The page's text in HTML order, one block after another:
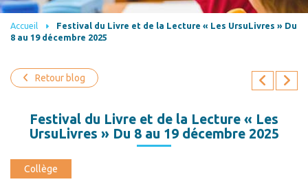
Accueil
Festival du Livre et de la Lecture « Les UrsuLivres » Du
8 au 19 décembre 2025
Retour blog
Festival du Livre et de la Lecture « Les
UrsuLivres » Du 8 au 19 décembre 2025
Collège